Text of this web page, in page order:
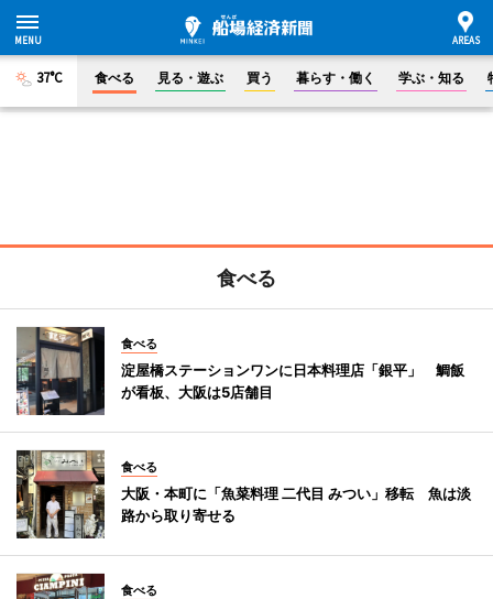
37°C 食べる 見る・遊ぶ 買う 暮らす・働く 学ぶ・知る
食べる
食べる
淀屋橋ステーションワンに日本料理店「銀平」 鯛飯
が看板、大阪は5店舗目
食べる
大阪・本町に「魚菜料理 二代目 みつい」移転 魚は淡
路から取り寄せる
食べる